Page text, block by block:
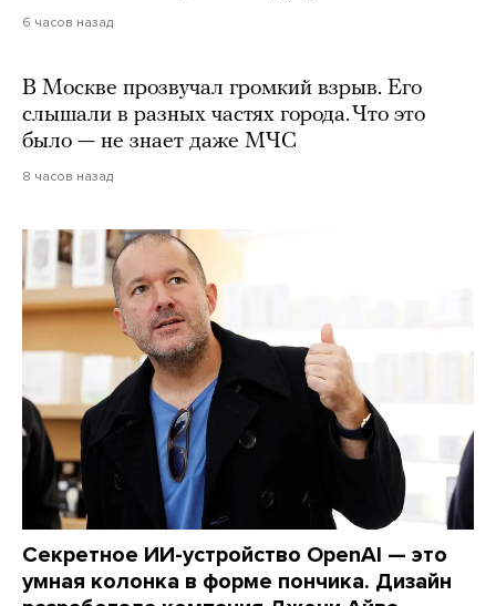
6 часов назад
В Москве прозвучал громкий взрыв. Его
слышали в разных частях города. Что это
было — не знает даже МЧС
8 часов назад
Секретное ИИ-устройство OpenAI — это
умная колонка в форме пончика. Дизайн